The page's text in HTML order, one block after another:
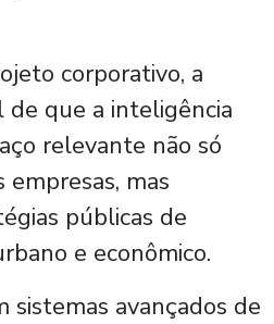
corporativo, a
de que a inteligência
relevante não só
empresas, mas
públicas de
e econômico.
sistemas avançados de